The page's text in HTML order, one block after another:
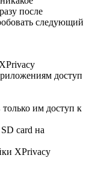
после
следующий
доступ
им доступ к
card на
XPrivacy